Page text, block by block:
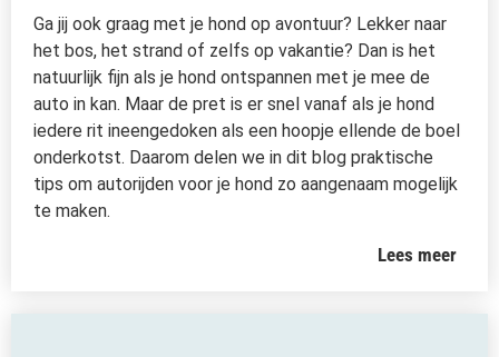
Ga jij ook graag met je hond op avontuur? Lekker naar
het bos, het strand of zelfs op vakantie? Dan is het
natuurlijk fijn als je hond ontspannen met je mee de
auto in kan. Maar de pret is er snel vanaf als je hond
iedere rit ineengedoken als een hoopje ellende de boel
onderkotst. Daarom delen we in dit blog praktische
tips om autorijden voor je hond zo aangenaam mogelijk
te maken.
Lees meer